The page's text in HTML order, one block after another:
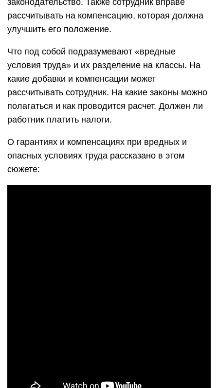
законодательство. Также сотрудник вправе
рассчитывать на компенсацию, которая должна
улучшить его положение.
Что под собой подразумевают «вредные
условия труда» и их разделение на классы. На
какие добавки и компенсации может
рассчитывать сотрудник. На какие законы можно
полагаться и как проводится расчет. Должен ли
работник платить налоги.
О гарантиях и компенсациях при вредных и
опасных условиях труда рассказано в этом
сюжете: